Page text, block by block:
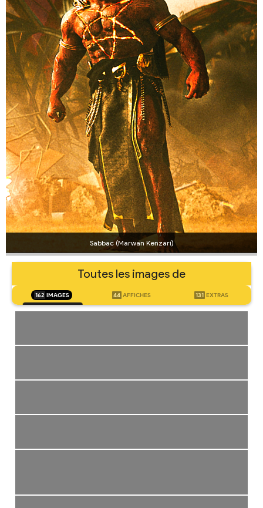
Sabbac (Marwan Kenzari)
Toutes les images de
162 IMAGES 44 AFFICHES 131 EXTRAS